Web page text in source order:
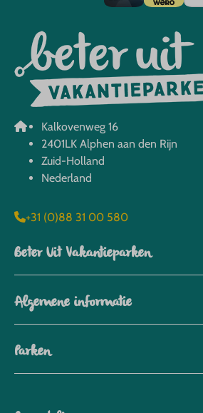
Kalkovenweg 16
2401LK Alphen aan den Rijn
Zuid-Holland
Nederland
+31 (0)88 31 00 580
Beter Uit Vakantieparken
Algemene informatie
Parken